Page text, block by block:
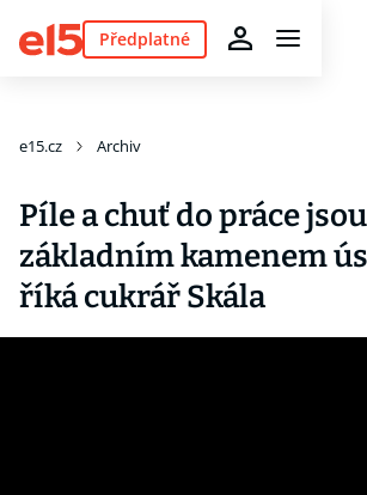
Předplatné
e15.cz Archiv
Píle a chuť do práce jsou
základním kamenem
říká cukrář Skála